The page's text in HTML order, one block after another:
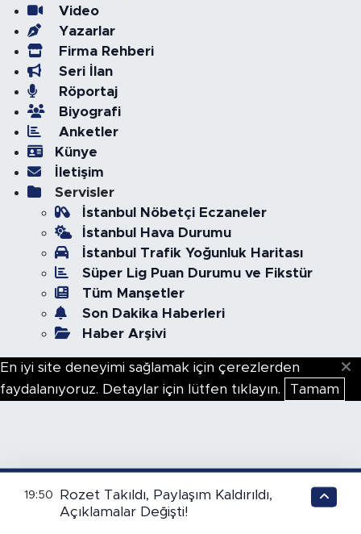
Video
Yazarlar
Firma Rehberi
Seri İlan
Röportaj
Biyografi
Anketler
Künye
İletişim
Servisler
İstanbul Nöbetçi Eczaneler
İstanbul Hava Durumu
İstanbul Trafik Yoğunluk Haritası
Süper Lig Puan Durumu ve Fikstür
Tüm Manşetler
Son Dakika Haberleri
Haber Arşivi
En iyi site deneyimi sağlamak için çerezlerden
faydalanıyoruz. Detaylar için lütfen tıklayın.
Tamam
19:50
Rozet Takıldı, Paylaşım Kaldırıldı,
Açıklamalar Değişti!